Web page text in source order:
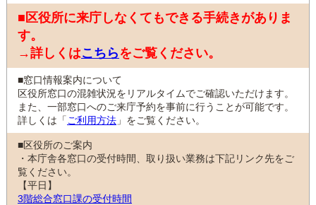
■区役所に来庁しなくてもできる手続きがありま
す。
→詳しくはこちらをご覧ください。
■窓口情報案内について
区役所窓口の混雑状況をリアルタイムでご確認いただけます。
また、一部窓口へのご来庁予約を事前に行うことが可能です。
詳しくは「 ご利用方法 」をご覧ください。
■区役所のご案内
・本庁舎各窓口の受付時間、取り扱い業務は下記リンク先をご
覧ください。
【平日】
3階総合窓口課の受付時間